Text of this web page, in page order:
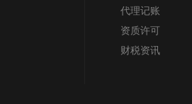
代理记账
资质许可
财税资讯